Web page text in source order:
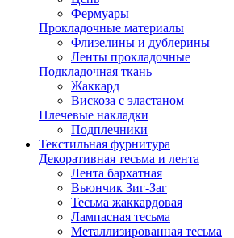
Фермуары
Прокладочные материалы
Флизелины и дублерины
Ленты прокладочные
Подкладочная ткань
Жаккард
Вискоза с эластаном
Плечевые накладки
Подплечники
Текстильная фурнитура
Декоративная тесьма и лента
Лента бархатная
Вьюнчик Зиг-Заг
Тесьма жаккардовая
Лампасная тесьма
Металлизированная тесьма